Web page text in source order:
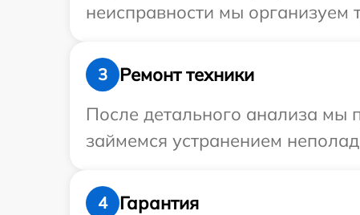
неисправности мы организуем
3
Ремонт техники
После детального анализа мы
займемся устранением
4
Гарантия